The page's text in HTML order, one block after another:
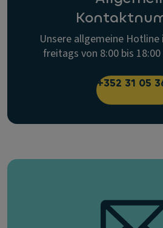
Unsere allgemeine
freitags von 8:00 bis
+352 31 05